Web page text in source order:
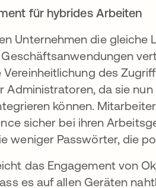
für hybrides Arbeiten
Unternehmen die gleiche
Vereinheitlichung des
da sie
können.
sicher bei ihren
weniger Passwörter, die
das Engagement von
es auf allen Geräten